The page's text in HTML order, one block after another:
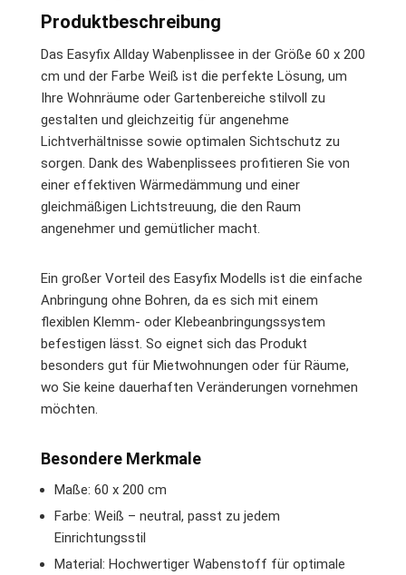
Produktbeschreibung
Das Easyfix Allday Wabenplissee in der Größe 60 x 200
cm und der Farbe Weiß ist die perfekte Lösung, um
Ihre Wohnräume oder Gartenbereiche stilvoll zu
gestalten und gleichzeitig für angenehme
Lichtverhältnisse sowie optimalen Sichtschutz zu
sorgen. Dank des Wabenplissees profitieren Sie von
einer effektiven Wärmedämmung und einer
gleichmäßigen Lichtstreuung, die den Raum
angenehmer und gemütlicher macht.
Ein großer Vorteil des Easyfix Modells ist die einfache
Anbringung ohne Bohren, da es sich mit einem
flexiblen Klemm- oder Klebeanbringungssystem
befestigen lässt. So eignet sich das Produkt
besonders gut für Mietwohnungen oder für Räume,
wo Sie keine dauerhaften Veränderungen vornehmen
möchten.
Besondere Merkmale
Maße: 60 x 200 cm
Farbe: Weiß – neutral, passt zu jedem
Einrichtungsstil
Material: Hochwertiger Wabenstoff für optimale